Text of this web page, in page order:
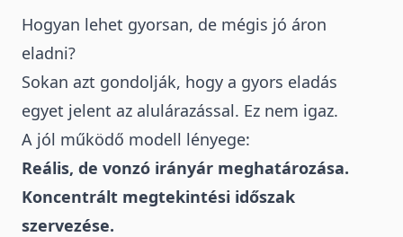
Hogyan lehet gyorsan, de mégis jó áron
eladni?
Sokan azt gondolják, hogy a gyors eladás
egyet jelent az alulárazással. Ez nem igaz.
A jól működő modell lényege:
Reális, de vonzó irányár meghatározása.
Koncentrált megtekintési időszak
szervezése.